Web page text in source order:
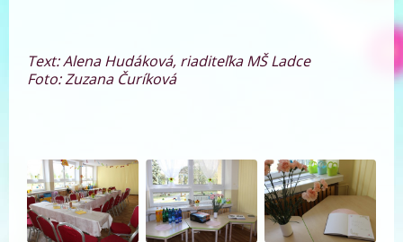
Text: Alena Hudáková, riaditeľka MŠ Ladce
Foto: Zuzana Čuríková